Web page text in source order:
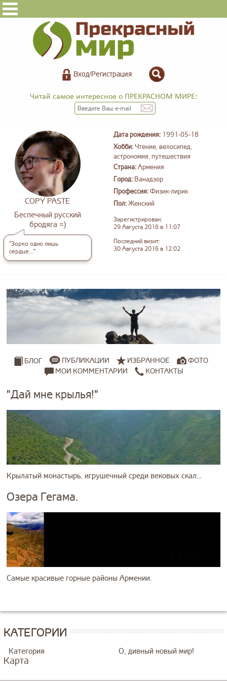
Вход/Регистрация
Читай самое интересное о ПРЕКРАСНОМ МИРЕ:
COPY PASTE
Беспечный русский
бродяга =)
"Зорко одно лишь
сердце..."
Дата рождения: 1991-05-18
Хобби:Чтение, велосипед,
астрономия, путешествия
Страна:Армения
Город: Ванадзор
Профессия:Физик-лирик
Пол:Женский
Зарегистрирован:
29 Августа 2016 в 11:07
Последний визит:
30 Августа 2016 в 12:02
БЛОГ ПУБЛИКАЦИИ ИЗБРАННОЕ
ФОТО
МОИ КОММЕНТАРИИ
КОНТАКТЫ
"Дай мне крылья!"
Крылатый монастырь, игрушечный среди вековых скал...
Озера Гегама.
Самые красивые горные районы Армении.
КАТЕГОРИИ
Категория О, дивный новый мир!
Карта